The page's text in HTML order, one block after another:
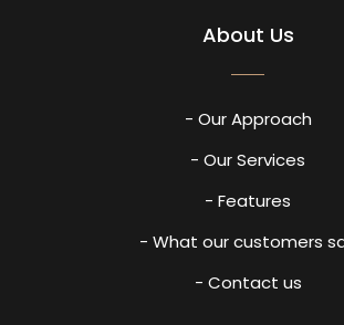
About Us
- Our Approach
- Our Services
- Features
- What our customers
- Contact us